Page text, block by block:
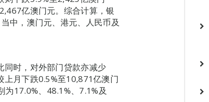
亿澳门元。综合计算，银
中，澳门元、港元、人民币及
同时，对外部门贷款亦减少
月下跌0.5%至10,871亿澳门
为17.0%、48.1%、7.1%及